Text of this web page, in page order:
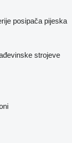
posipača pijeska
strojeve